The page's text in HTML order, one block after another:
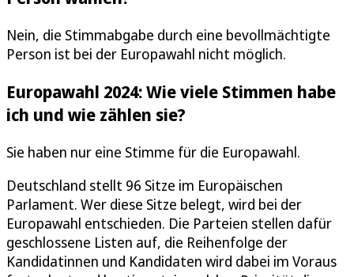
Nein, die Stimmabgabe durch eine bevollmächtigte
Person ist bei der Europawahl nicht möglich.
Europawahl 2024: Wie viele Stimmen habe
ich und wie zählen sie?
Sie haben nur eine Stimme für die Europawahl.
Deutschland stellt 96 Sitze im Europäischen
Parlament. Wer diese Sitze belegt, wird bei der
Europawahl entschieden. Die Parteien stellen dafür
geschlossene Listen auf, die Reihenfolge der
Kandidatinnen und Kandidaten wird dabei im Voraus